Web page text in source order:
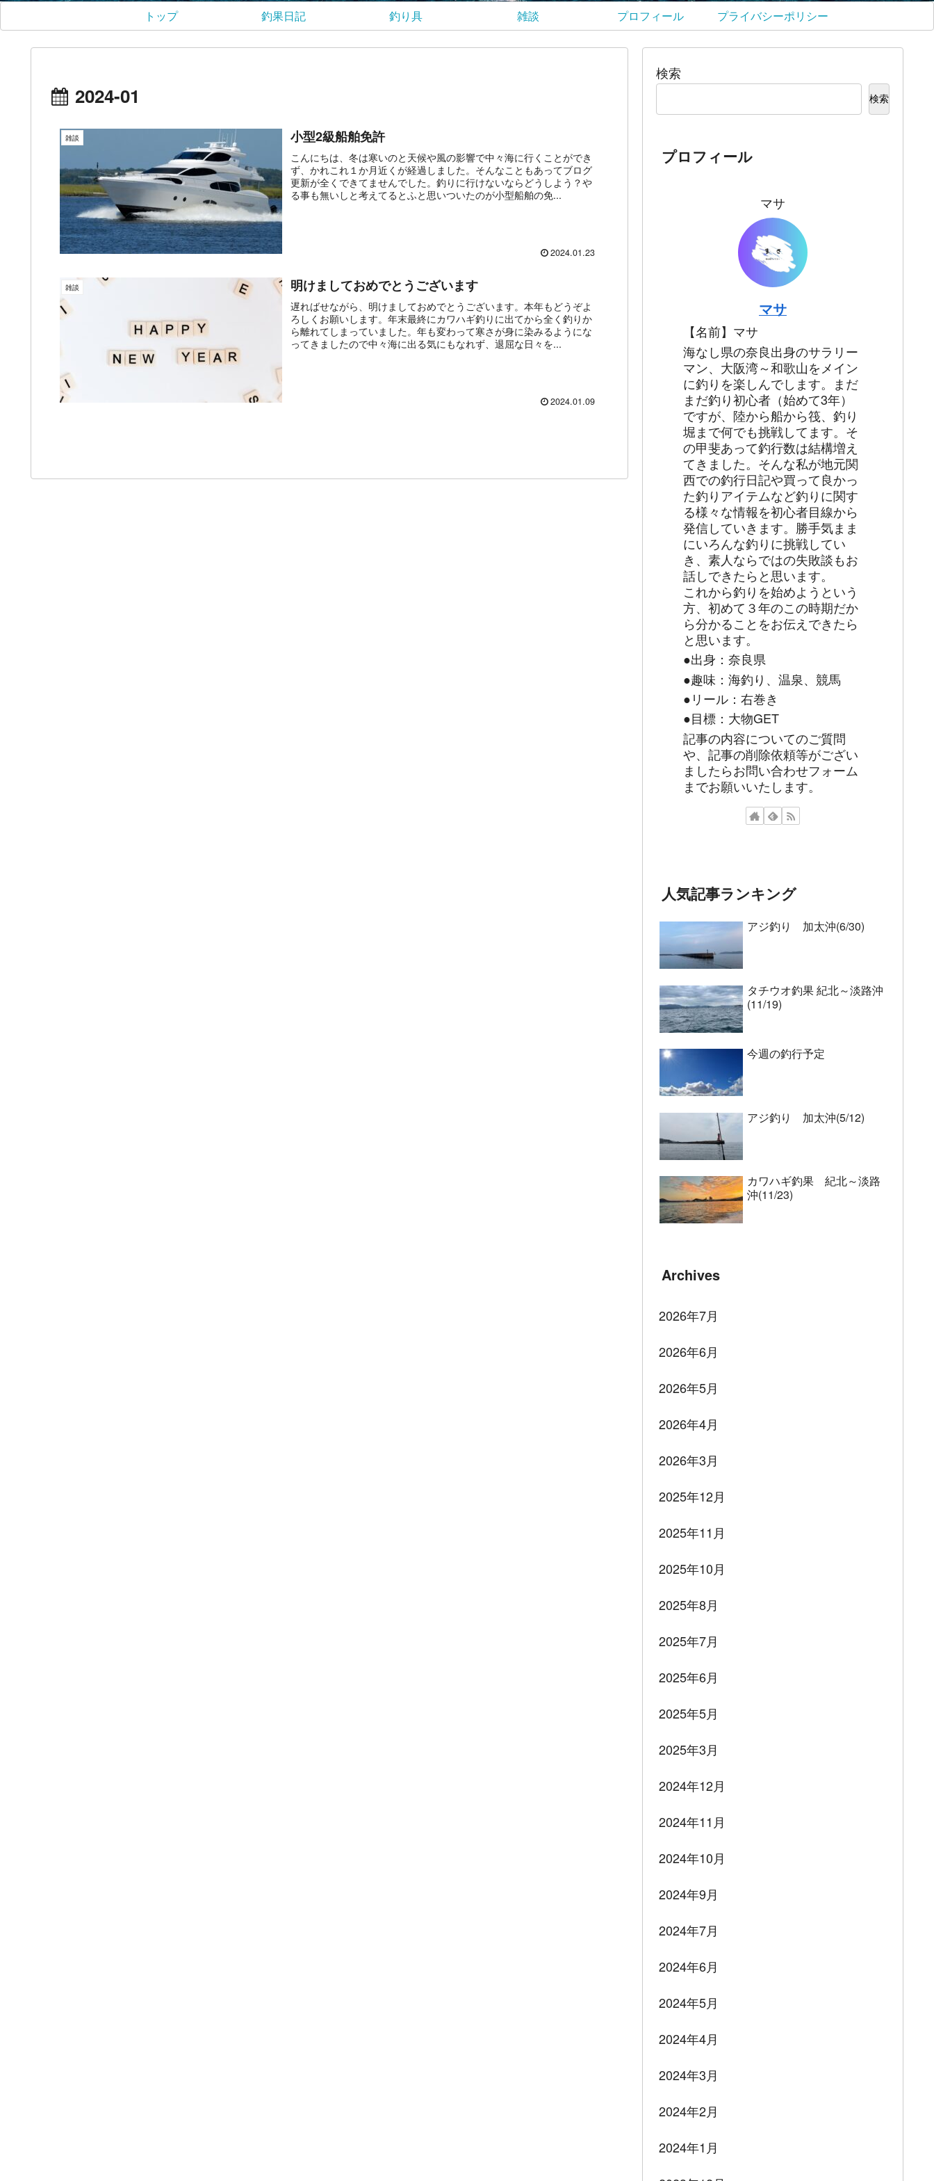
トップ 釣果日記 釣り具 雑談 プロフィール プライバシーポリシー
2024-01
雑談 小型2級船舶免許
こんにちは、冬は寒いのと天候や風の影響で中々海に行くことができ
ず、かれこれ１か月近くが経過しました。そんなこともあってブログ
更新が全くできてませんでした。釣りに行けないならどうしよう？や
る事も無いしと考えてるとふと思いついたのが小型船舶の免...
2024.01.23
雑談 明けましておめでとうございます
遅ればせながら、明けましておめでとうございます。本年もどうぞよ
ろしくお願いします。年末最終にカワハギ釣りに出てから全く釣りか
ら離れてしまっていました。年も変わって寒さが身に染みるようにな
ってきましたので中々海に出る気にもなれず、退屈な日々を...
2024.01.09
検索
検索
プロフィール
マサ
マサ
【名前】マサ
海なし県の奈良出身のサラリー
マン、大阪湾～和歌山をメイン
に釣りを楽しんでします。まだ
まだ釣り初心者（始めて3年）
ですが、陸から船から筏、釣り
堀まで何でも挑戦してます。そ
の甲斐あって釣行数は結構増え
てきました。そんな私が地元関
西での釣行日記や買って良かっ
た釣りアイテムなど釣りに関す
る様々な情報を初心者目線から
発信していきます。勝手気まま
にいろんな釣りに挑戦してい
き、素人ならではの失敗談もお
話しできたらと思います。
これから釣りを始めようという
方、初めて３年のこの時期だか
ら分かることをお伝えできたら
と思います。
●出身：奈良県
●趣味：海釣り、温泉、競馬
●リール：右巻き
●目標：大物GET
記事の内容についてのご質問
や、記事の削除依頼等がござい
ましたらお問い合わせフォーム
までお願いいたします。
人気記事ランキング
アジ釣り 加太沖(6/30)
タチウオ釣果 紀北～淡路沖
(11/19)
今週の釣行予定
アジ釣り 加太沖(5/12)
カワハギ釣果 紀北～淡路
沖(11/23)
Archives
2026年7月
2026年6月
2026年5月
2026年4月
2026年3月
2025年12月
2025年11月
2025年10月
2025年8月
2025年7月
2025年6月
2025年5月
2025年3月
2024年12月
2024年11月
2024年10月
2024年9月
2024年7月
2024年6月
2024年5月
2024年4月
2024年3月
2024年2月
2024年1月